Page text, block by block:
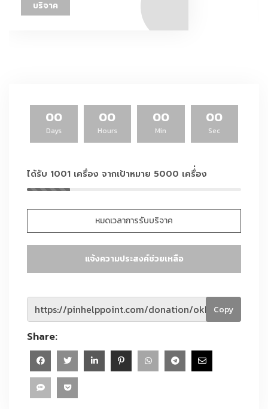
บริจาค
00
Days
00
Hours
00
Min
00
Sec
ได้รับ 1001 เครื่อง จากเป้าหมาย 5000 เครื่่อง
หมดเวลาการรับบริจาค
แจ้งความประสงค์ช่วยเหลือ
Copy
Share: